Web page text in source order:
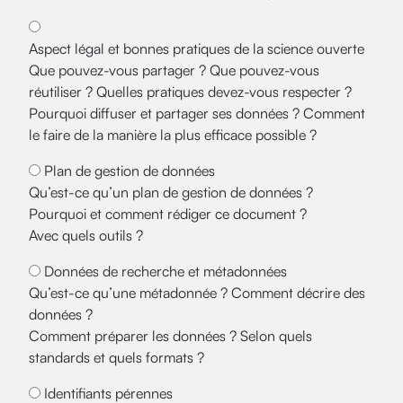
Aspect légal et bonnes pratiques de la science ouverte
Que pouvez-vous partager ? Que pouvez-vous
réutiliser ? Quelles pratiques devez-vous respecter ?
Pourquoi diffuser et partager ses données ? Comment
le faire de la manière la plus efficace possible ?
Plan de gestion de données
Qu’est-ce qu’un plan de gestion de données ?
Pourquoi et comment rédiger ce document ?
Avec quels outils ?
Données de recherche et métadonnées
Qu’est-ce qu’une métadonnée ? Comment décrire des
données ?
Comment préparer les données ? Selon quels
standards et quels formats ?
Identifiants pérennes